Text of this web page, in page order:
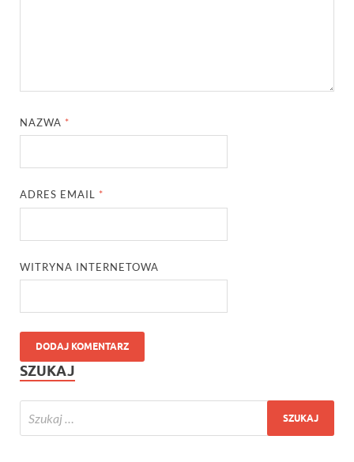
NAZWA *
ADRES EMAIL *
WITRYNA INTERNETOWA
SZUKAJ